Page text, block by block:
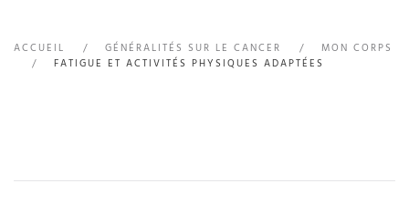
ACCUEIL GÉNÉRALITÉS SUR LE CANCER
MON CORPS
FATIGUE ET ACTIVITÉS PHYSIQUES ADAPTÉES